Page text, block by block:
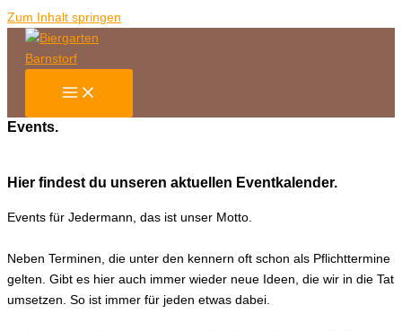
Zum Inhalt springen
Events.
Hier findest du unseren aktuellen Eventkalender.
Events für Jedermann, das ist unser Motto.
Neben Terminen, die unter den kennern oft schon als Pflichttermine
gelten. Gibt es hier auch immer wieder neue Ideen, die wir in die Tat
umsetzen. So ist immer für jeden etwas dabei.